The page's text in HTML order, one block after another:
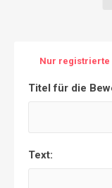
Nur registrierte
Titel für die
Text: